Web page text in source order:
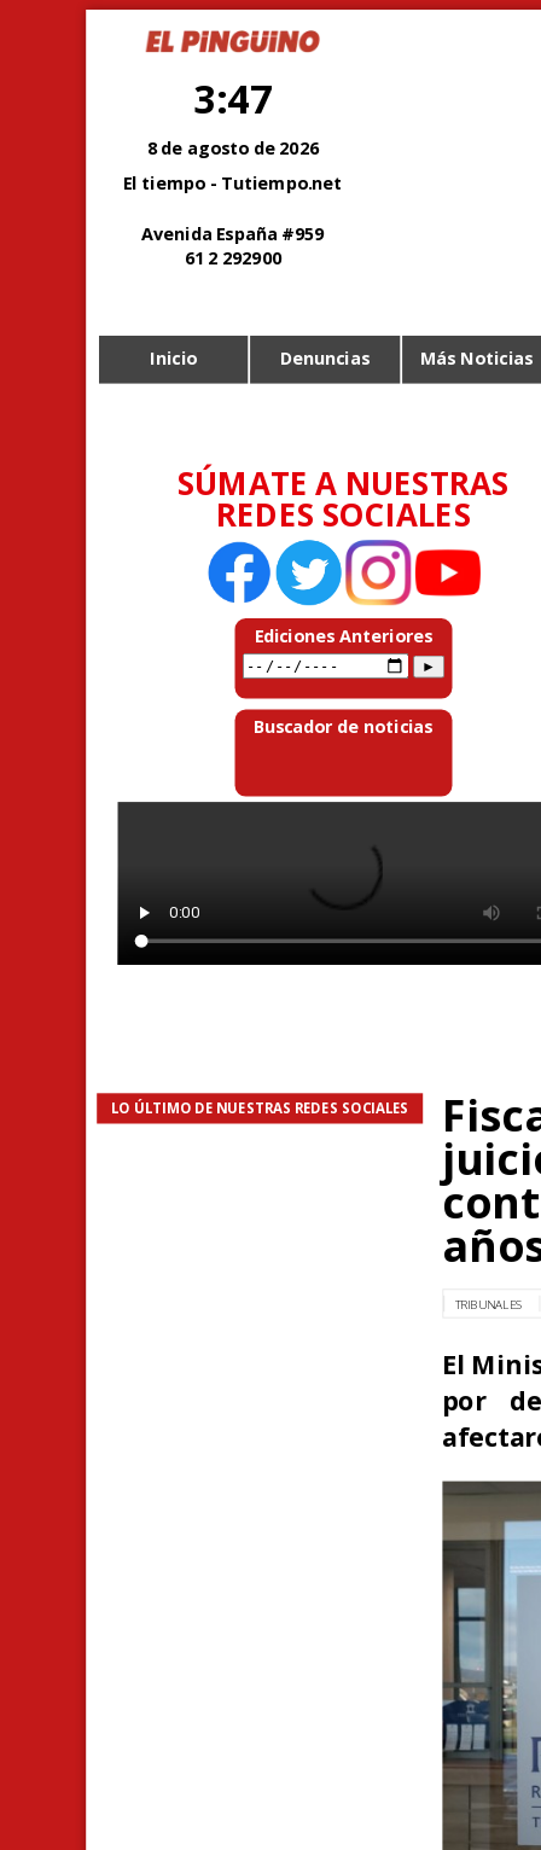
3:47
8 de agosto de 2026
El tiempo - Tutiempo.net
Avenida España #959
61 2 292900
Inicio Denuncias Más Noticias
SÚMATE A NUESTRAS
REDES SOCIALES
Ediciones Anteriores
Buscador de noticias
LO ÚLTIMO DE NUESTRAS REDES SOCIALES
TRIBUNALES
El
por